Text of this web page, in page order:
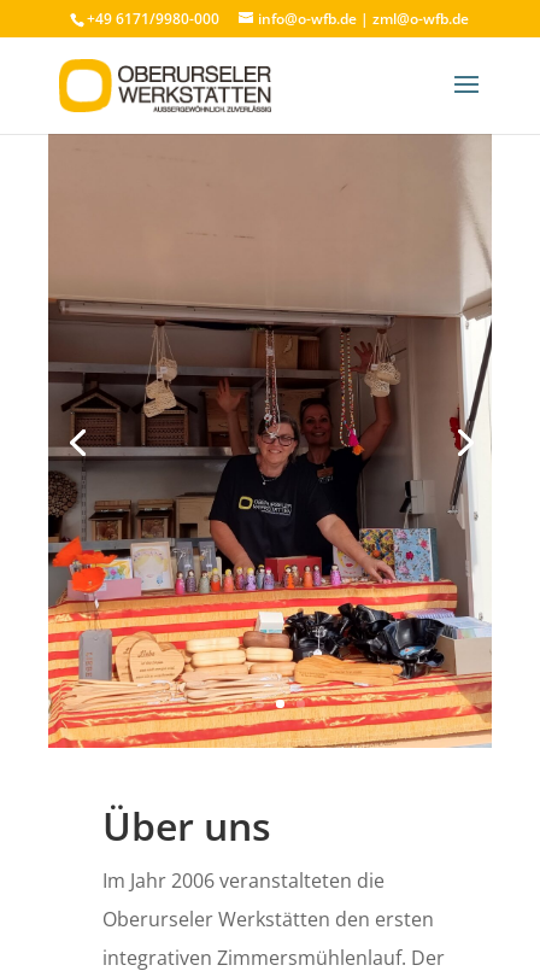
+49 6171/9980-000 info@o-wfb.de |zml@o-wfb.de
Über uns
Im Jahr 2006 veranstalteten die
Oberurseler Werkstätten den ersten
integrativen Zimmersmühlenlauf. Der